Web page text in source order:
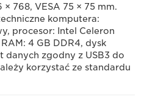
768, VESA 75 × 75 mm.
komputera:
procesor: Intel Celeron
4 GB DDR4, dysk
danych zgodny z USB3 do
korzystać ze standardu